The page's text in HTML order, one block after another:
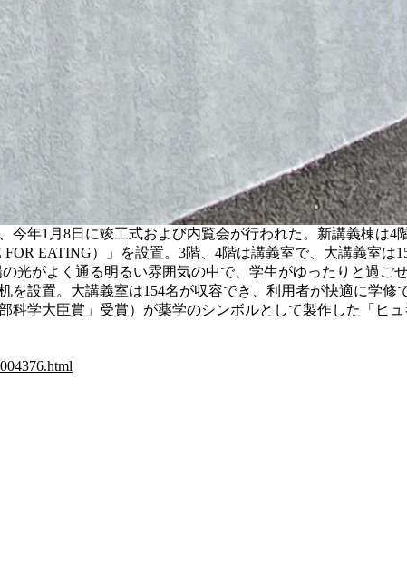
年1月8日に竣工式および内覧会が行われた。新講義棟は4
EATING）」を設置。3階、4階は講義室で、大講義室は
がよく通る明るい雰囲気の中で、学生がゆったりと過ご
設置。大講義室は154名が収容でき、利用者が快適に学修
学大臣賞」受賞）が薬学のシンボルとして製作した「ヒ